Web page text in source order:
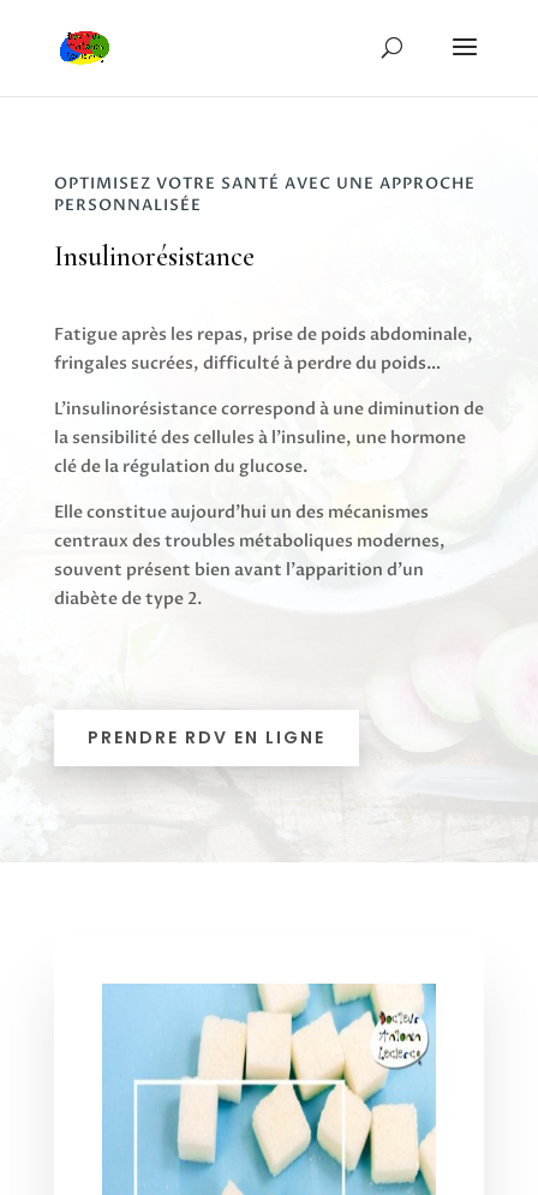
OPTIMISEZ VOTRE SANTÉ AVEC UNE APPROCHE
PERSONNALISÉE
Insulinorésistance
Fatigue après les repas, prise de poids abdominale,
fringales sucrées, difficulté à perdre du poids…
L’insulinorésistance correspond à une diminution de
la sensibilité des cellules à l’insuline, une hormone
clé de la régulation du glucose.
Elle constitue aujourd’hui un des mécanismes
centraux des troubles métaboliques modernes,
souvent présent bien avant l’apparition d’un
diabète de type 2.
PRENDRE RDV EN LIGNE